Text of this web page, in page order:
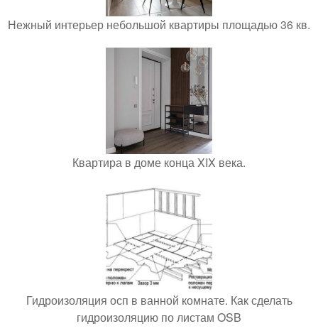
Нежный интерьер небольшой квартиры площадью 36 кв.
Квартира в доме конца XIX века.
Гидроизоляция осп в ванной комнате. Как сделать
гидроизоляцию по листам OSB